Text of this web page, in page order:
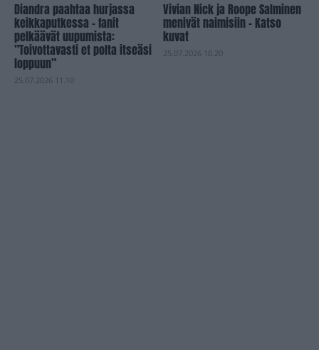
Diandra paahtaa hurjassa
keikkaputkessa – fanit
pelkäävät uupumista:
”Toivottavasti et polta itseäsi
loppuun”
25.07.2026 11.10
Vivian Nick ja Roope Salminen
menivät naimisiin – Katso
kuvat
25.07.2026 10.20